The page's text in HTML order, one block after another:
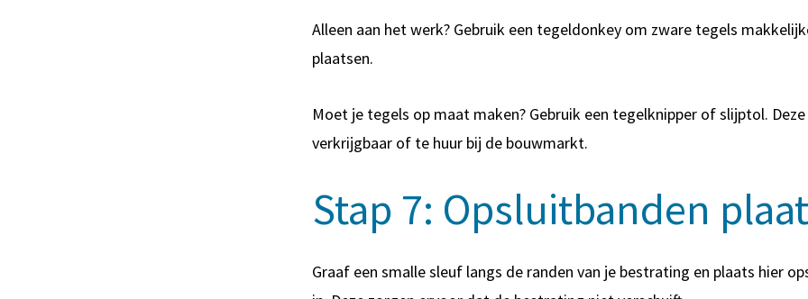
Alleen aan het werk? Gebruik een tegeldonkeyom zware tegels
plaatsen.
Moet je tegels op maat maken? Gebruik een tegelknipper of slijptol.
verkrijgbaar of te huur bij de bouwmarkt.
Stap 7: Opsluitbanden
Graaf een smalle sleuf langs de randen van je bestrating en plaats hier